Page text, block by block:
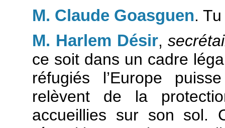
M. Claude Goasguen.
M. Harlem Désir,
ce soit dans un cadre
réfugiés l’Europe
relèvent de la
accueillies sur son sol.